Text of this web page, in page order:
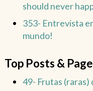
should never
353- Entrevista
mundo!
Top Posts &
49- Frutas (raras)